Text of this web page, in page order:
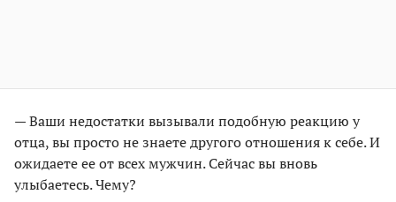
— Ваши недостатки вызывали подобную реакцию у
отца, вы просто не знаете другого отношения к себе. И
ожидаете ее от всех мужчин. Сейчас вы вновь
улыбаетесь. Чему?